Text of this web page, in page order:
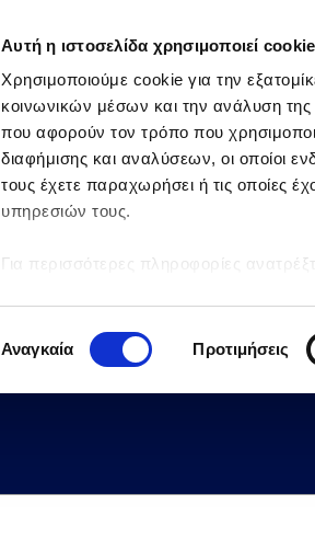
Αυτή η ιστοσελίδα χρησιμοποιεί
Χρησιμοποιούμε cookie για την
κοινωνικών μέσων και την ανάλυση
που αφορούν τον τρόπο που
διαφήμισης και αναλύσεων, οι οποίοι
τους έχετε παραχωρήσει ή τις οποίες
υπηρεσιών τους.
Για περισσότερες πληροφορίες
συγκατάθεσης
Αναγκαία Προτιμήσεις